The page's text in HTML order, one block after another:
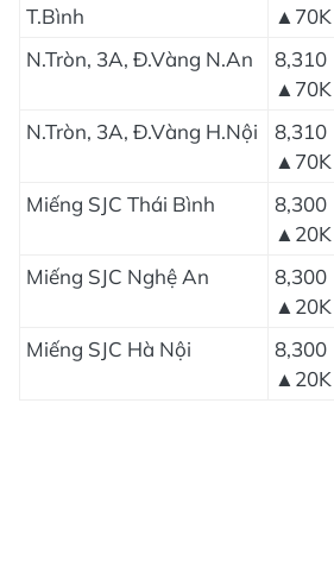
T.Bình
▲70K
N.Tròn, 3A, Đ.Vàng N.An
8,310
▲70K
N.Tròn, 3A, Đ.Vàng H.Nội
8,310
▲70K
Miếng SJC Thái Bình
8,300
▲20K
Miếng SJC Nghệ An
8,300
▲20K
Miếng SJC Hà Nội
8,300
▲20K